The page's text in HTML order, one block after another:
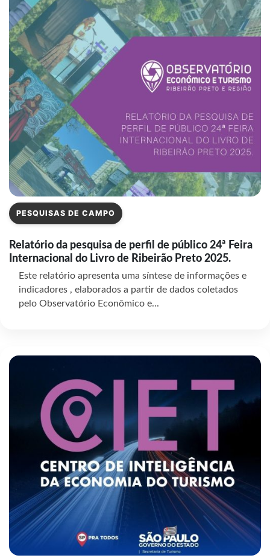
PESQUISAS DE CAMPO
Relatório da pesquisa de perfil de público 24ª Feira
Internacional do Livro de Ribeirão Preto 2025.
Este relatório apresenta uma síntese de informações e
indicadores , elaborados a partir de dados coletados
pelo Observatório Econômico e...